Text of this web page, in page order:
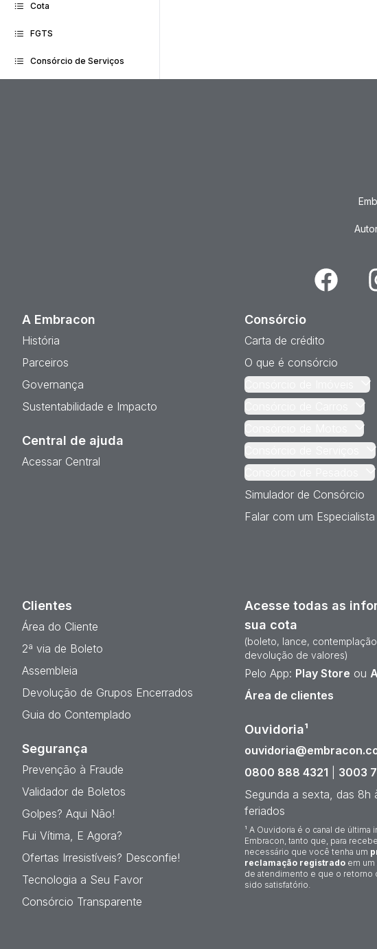
Cota
FGTS
Consórcio de Serviços
Facebook
A Embracon
História
Parceiros
Governança
Sustentabilidade e Impacto
Central de ajuda
Acessar Central
Consórcio
Carta de crédito
O que é consórcio
Simulador de Consórcio
Falar com um Especialista
Clientes
Área do Cliente
2ª via de Boleto
Assembleia
Devolução de Grupos Encerrados
Guia do Contemplado
Segurança
Prevenção à Fraude
Validador de Boletos
Golpes? Aqui Não!
Fui Vítima, E Agora?
Ofertas Irresistíveis? Desconfie!
Tecnologia a Seu Favor
Consórcio Transparente
Acesse todas as
sua cota
(boleto, lance,
devolução de valores)
Pelo App: Play Store ou
Área de clientes
Ouvidoria¹
0800 888 4321
3003
Segunda a sexta, das 8h
feriados
¹ A Ouvidoria é o canal de última
Embracon, tanto que, para
necessário que você tenha um
reclamação registrado em
de atendimento e que o retorno
sido satisfatório.